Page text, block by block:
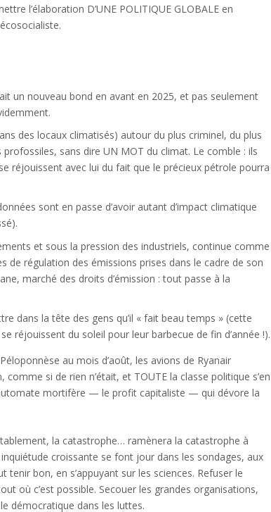
l’élaboration D’UNE POLITIQUE GLOBALE en
un nouveau bond en avant en 2025, et pas seulement
des locaux climatisés) autour du plus criminel, du plus
sans dire UN MOT du climat. Le comble : ils
réjouissent avec lui du fait que le précieux pétrole pourra
sont en passe d’avoir autant d’impact climatique
et sous la pression des industriels, continue comme
de régulation des émissions prises dans le cadre de son
marché des droits d’émission : tout passe à la
dans la tête des gens qu’il « fait beau temps » (cette
réjouissent du soleil pour leur barbecue de fin d’année !).
au mois d’août, les avions de Ryanair
si de rien n’était, et TOUTE la classe politique s’en
mortifère — le profit capitaliste — qui dévore la
la catastrophe… ramènera la catastrophe à
croissante se font jour dans les sondages, aux
bon, en s’appuyant sur les sciences. Refuser le
où c’est possible. Secouer les grandes organisations,
démocratique dans les luttes.